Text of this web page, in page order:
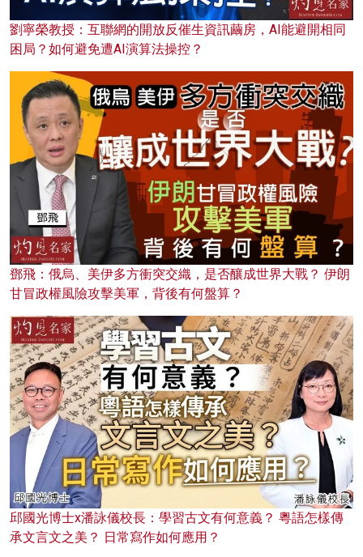
劉寧榮教授：互聯網的開放反催生資訊繭房，AI能避開相同
困局？如何避免遭AI演算法操控？
鄧飛：俄烏、美伊多方衝突交織，是否釀成世界大戰？ 伊朗
甘冒政權風險攻擊美軍，背後有何盤算？
邱國光博士x潘詠儀校長：學習古文有何意義？ 粵語怎樣傳
承文言文之美？ 日常寫作如何應用？